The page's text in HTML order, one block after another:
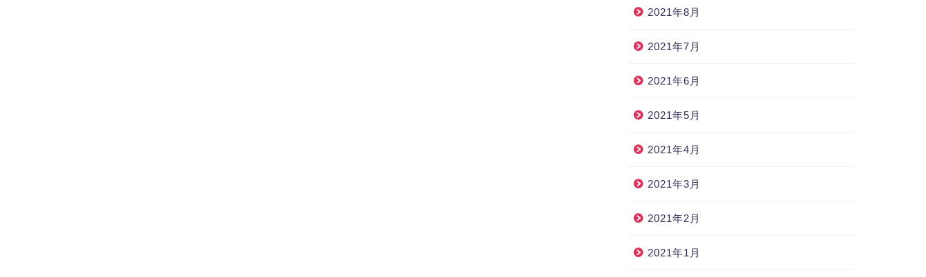
2021年8月
2021年7月
2021年6月
2021年5月
2021年4月
2021年3月
2021年2月
2021年1月